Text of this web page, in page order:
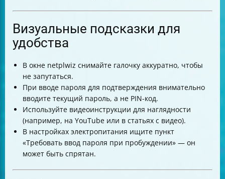
Визуальные подсказки для
удобства
В окне netplwiz снимайте галочку аккуратно, чтобы
не запутаться.
При вводе пароля для подтверждения внимательно
вводите текущий пароль, а не PIN-код.
Используйте видеоинструкции для наглядности
(например, на YouTube или в статьях с видео).
В настройках электропитания ищите пункт
«Требовать ввод пароля при пробуждении» — он
может быть спрятан.